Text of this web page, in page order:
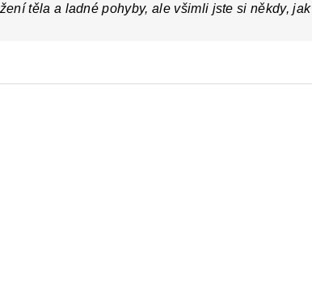
těla a ladné pohyby, ale všimli jste si někdy, jak